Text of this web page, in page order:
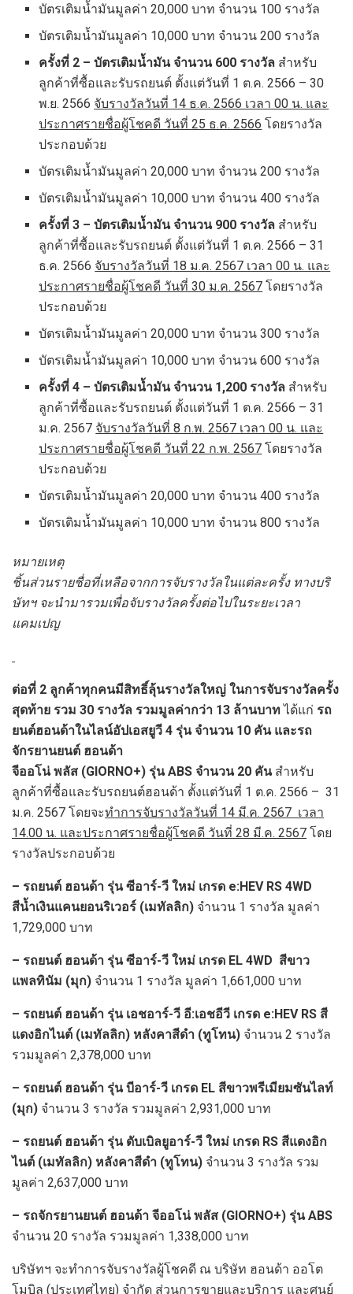
บัตรเติมน้ำมันมูลค่า 20,000 บาท จำนวน 100 รางวัล
บัตรเติมน้ำมันมูลค่า 10,000 บาท จำนวน 200 รางวัล
ครั้งที่ 2 – บัตรเติมน้ำมัน จำนวน 600 รางวัล สำหรับ
ลูกค้าที่ซื้อและรับรถยนต์ ตั้งแต่วันที่ 1 ต.ค. 2566 – 30
พ.ย. 2566 จับรางวัลวันที่ 14 ธ.ค. 2566 เวลา 00 น. และ
ประกาศรายชื่อผู้โชคดี วันที่ 25 ธ.ค. 2566 โดยรางวัล
ประกอบด้วย
บัตรเติมน้ำมันมูลค่า 20,000 บาท จำนวน 200 รางวัล
บัตรเติมน้ำมันมูลค่า 10,000 บาท จำนวน 400 รางวัล
ครั้งที่3 – บัตรเติมน้ำมัน จำนวน 900 รางวัล สำหรับ
ลูกค้าที่ซื้อและรับรถยนต์ ตั้งแต่วันที่ 1 ต.ค. 2566 – 31
ธ.ค. 2566 จับรางวัลวันที่ 18 ม.ค. 2567 เวลา 00 น. และ
ประกาศรายชื่อผู้โชคดี วันที่ 30 ม.ค. 2567 โดยรางวัล
ประกอบด้วย
บัตรเติมน้ำมันมูลค่า 20,000 บาท จำนวน 300 รางวัล
บัตรเติมน้ำมันมูลค่า 10,000 บาท จำนวน 600 รางวัล
ครั้งที่4 – บัตรเติมน้ำมัน จำนวน 1,200 รางวัล สำหรับ
ลูกค้าที่ซื้อและรับรถยนต์ ตั้งแต่วันที่ 1 ต.ค. 2566 – 31
ม.ค. 2567 จับรางวัลวันที่8 ก.พ. 2567 เวลา 00 น. และ
ประกาศรายชื่อผู้โชคดี วันที่ 22 ก.พ. 2567 โดยรางวัล
ประกอบด้วย
บัตรเติมน้ำมันมูลค่า 20,000 บาท จำนวน 400 รางวัล
บัตรเติมน้ำมันมูลค่า 10,000 บาท จำนวน 800 รางวัล
หมายเหตุ
ชิ้นส่วนรายชื่อที่เหลือจากการจับรางวัลในแต่ละครั้ง ทางบริ
ษัทฯ จะนำมารวมเพื่อจับรางวัลครั้งต่อไปในระยะเวลา
แคมเปญ
ต่อที่ 2 ลูกค้าทุกคนมีสิทธิ์ลุ้นรางวัลใหญ่ ในการจับรางวัลครั้ง
สุดท้าย รวม 30 รางวัล รวมมูลค่ากว่า 13 ล้านบาทได้แก่ รถ
ยนต์ฮอนด้าในไลน์อัปเอสยูวี 4 รุ่น จำนวน 10 คัน และรถ
จักรยานยนต์ ฮอนด้า
จีออโน่ พลัส (GIORNO+) รุ่นABS จำนวน 20 คันสำหรับ
ลูกค้าที่ซื้อและรับรถยนต์ฮอนด้า ตั้งแต่วันที่ 1 ต.ค. 2566 – 31
ม.ค. 2567 โดยจะทำการจับรางวัลวันที่ 14 มี.ค. 2567 เวลา
14.00 น. และประกาศรายชื่อผู้โชคดี วันที่ 28 มี.ค. 2567 โดย
รางวัลประกอบด้วย
– รถยนต์ ฮอนด้า รุ่น ซีอาร์-วี ใหม่ เกรด e:HEV RS 4WD
สีน้ำเงินแคนยอนริเวอร์ (เมทัลลิก) จำนวน 1 รางวัล มูลค่า
1,729,000 บาท
– รถยนต์ ฮอนด้า รุ่น ซีอาร์-วี ใหม่ เกรด EL 4WD สีขาว
แพลทินัม (มุก) จำนวน 1 รางวัล มูลค่า 1,661,000 บาท
– รถยนต์ ฮอนด้า รุ่น เอชอาร์-วี อี:เอชอีวี เกรด e:HEV RS สี
แดงอิกไนต์ (เมทัลลิก) หลังคาสีดำ (ทูโทน) จำนวน 2 รางวัล
รวมมูลค่า 2,378,000 บาท
– รถยนต์ ฮอนด้า รุ่น บีอาร์-วี เกรด EL สีขาวพรีเมียมซันไลท์
(มุก) จำนวน 3 รางวัล รวมมูลค่า 2,931,000 บาท
– รถยนต์ ฮอนด้า รุ่น ดับเบิลยูอาร์-วี ใหม่ เกรด RS สีแดงอิก
ไนต์ (เมทัลลิก) หลังคาสีดำ (ทูโทน) จำนวน 3 รางวัล รวม
มูลค่า 2,637,000 บาท
– รถจักรยานยนต์ ฮอนด้า จีออโน่ พลัส (GIORNO+) รุ่น ABS
จำนวน 20 รางวัล รวมมูลค่า 1,338,000 บาท
บริษัทฯ จะทำการจับรางวัลผู้โชคดี ณ บริษัท ฮอนด้า ออโต
โมบิล (ประเทศไทย) จำกัด ส่วนการขายและบริการ และศูนย์